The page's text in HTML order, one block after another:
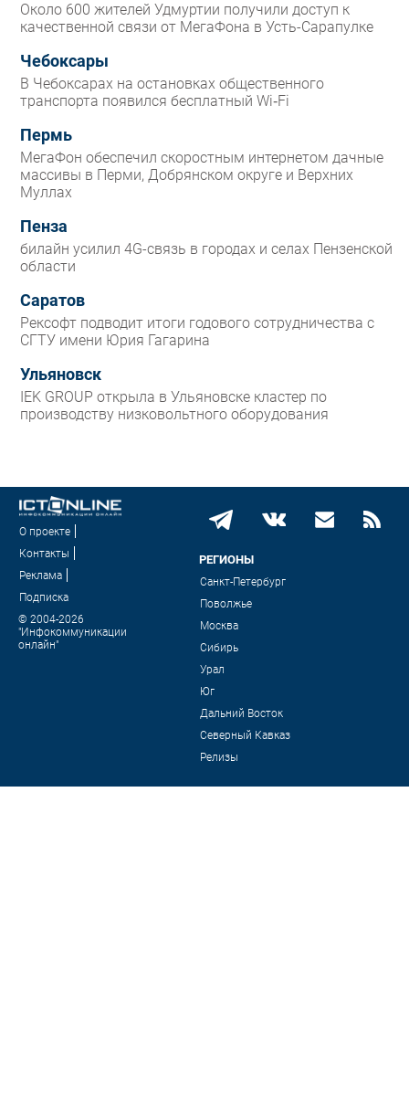
Около 600 жителей Удмуртии получили доступ к
качественной связи от МегаФона в Усть-Сарапулке
Чебоксары
В Чебоксарах на остановках общественного
транспорта появился бесплатный Wi‑Fi
Пермь
МегаФон обеспечил скоростным интернетом дачные
массивы в Перми, Добрянском округе и Верхних
Муллах
Пенза
билайн усилил 4G-связь в городах и селах Пензенской
области
Саратов
Рексофт подводит итоги годового сотрудничества с
СГТУ имени Юрия Гагарина
Ульяновск
IEK GROUP открыла в Ульяновске кластер по
производству низковольтного оборудования
О проекте
Контакты
Реклама
Подписка
© 2004-2026
"Инфокоммуникации
онлайн"
РЕГИОНЫ
Санкт-Петербург
Поволжье
Москва
Сибирь
Урал
Юг
Дальний Восток
Северный Кавказ
Релизы